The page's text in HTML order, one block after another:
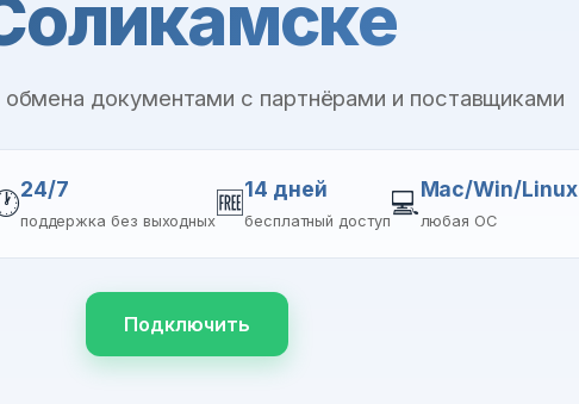
обмена документами с партнёрами и поставщиками
24/7
поддержка без выходных
🆓14 дней
бесплатный доступ
💻Mac/Win/Linux
любая ОС
Подключить